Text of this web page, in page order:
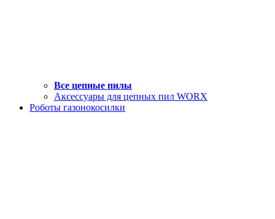
Все цепные пилы
Аксессуары для цепных пил WORX
Роботы газонокосилки